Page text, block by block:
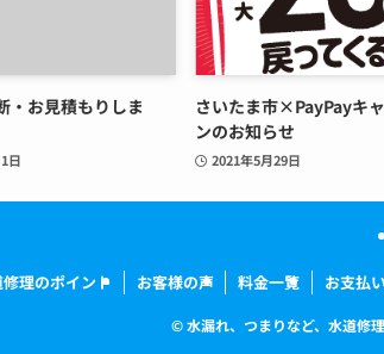
・お見積もりしま
日
さいたま市×PayPayキ
ンのお知らせ
2021年5月29日
理のポイント お客様の声 料金一覧 お支払
©水漏れ、つまりなど、水道修